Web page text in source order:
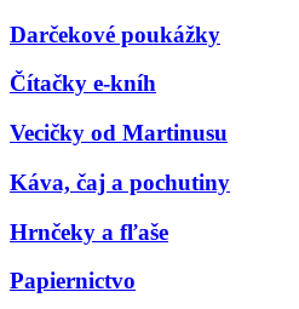
Darčekové poukážky
Čítačky e-kníh
Vecičky od Martinusu
Káva, čaj a pochutiny
Hrnčeky a fľaše
Papiernictvo